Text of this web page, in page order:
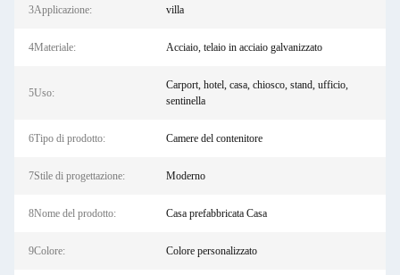
3Applicazione: villa
4Materiale: Acciaio, telaio in acciaio galvanizzato
5Uso:
Carport, hotel, casa, chiosco, stand, ufficio,
sentinella
6Tipo di prodotto: Camere del contenitore
7Stile di progettazione: Moderno
8Nome del prodotto: Casa prefabbricata Casa
9Colore: Colore personalizzato